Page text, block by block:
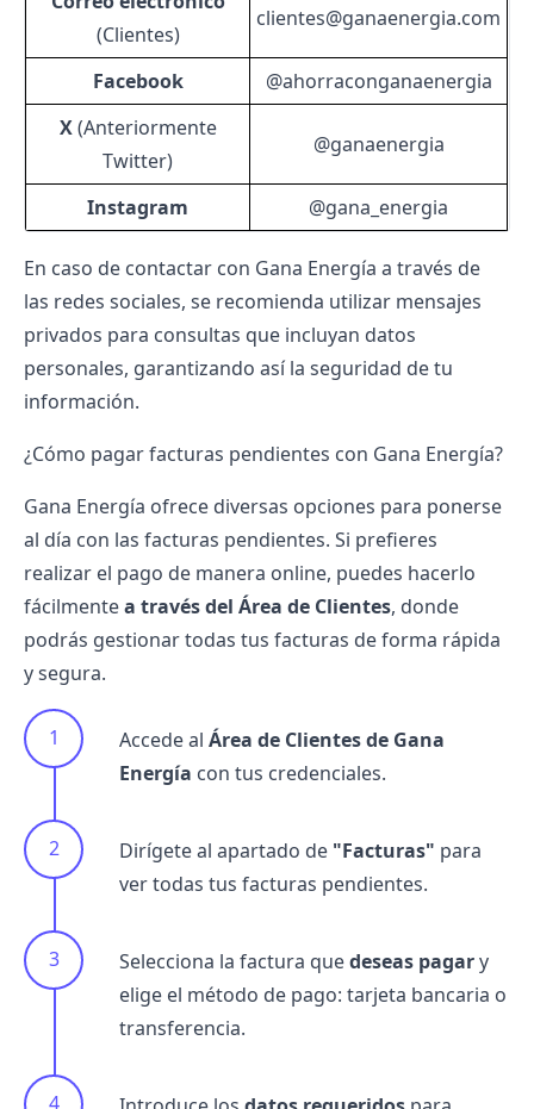
(Clientes)
clientes@ganaenergia.com
Facebook
@ahorraconganaenergia
X(Anteriormente
Twitter)
@ganaenergia
Instagram @gana_energia
En caso de contactar con Gana Energía a través de
las redes sociales, se recomienda utilizar mensajes
privados para consultas que incluyan datos
personales, garantizando así la seguridad de tu
información.
¿Cómo pagar facturas pendientes con Gana Energía?
Gana Energía ofrece diversas opciones para ponerse
al día con las facturas pendientes. Si prefieres
realizar el pago de manera online, puedes hacerlo
fácilmentea través del Área de Clientes, donde
podrás gestionar todas tus facturas de forma rápida
y segura.
Accede al Área de Clientes de Gana
Energía con tus credenciales.
Dirígete al apartado de "Facturas" para
ver todas tus facturas pendientes.
Selecciona la factura quedeseas pagary
elige el método de pago: tarjeta bancaria o
transferencia.